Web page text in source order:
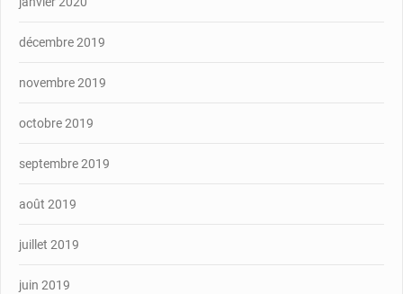
décembre 2019
novembre 2019
octobre 2019
septembre 2019
août 2019
juillet 2019
juin 2019